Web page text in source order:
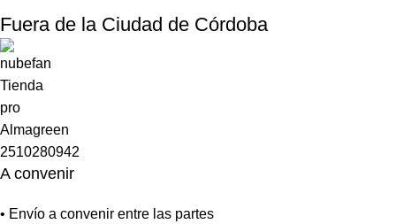
Fuera de la Ciudad de Córdoba
A convenir
• Envío a convenir entre las partes